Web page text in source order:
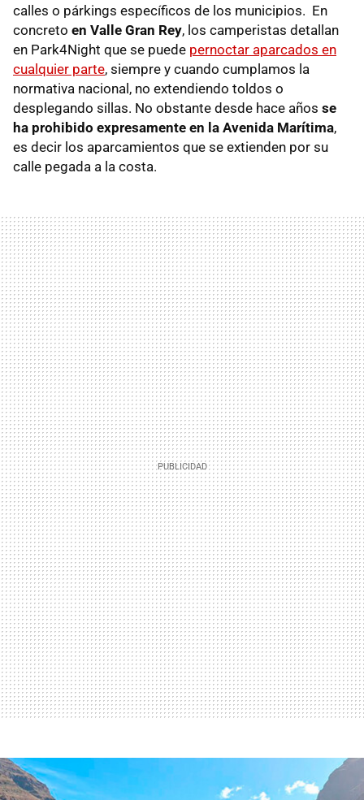
calles o párkings específicos de los municipios. En
concreto en Valle Gran Rey, los camperistas detallan
en Park4Night que se puede pernoctar aparcados en
cualquier parte, siempre y cuando cumplamos la
normativa nacional, no extendiendo toldos o
desplegando sillas. No obstante desde hace años se
ha prohibido expresamente en la Avenida Marítima,
es decir los aparcamientos que se extienden por su
calle pegada a la costa.